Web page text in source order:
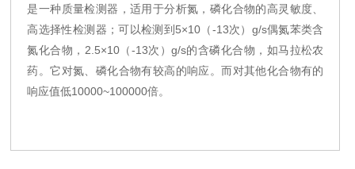
是一种质量检测器，适用于分析氮，磷化合物的高灵敏度、
高选择性检测器；可以检测到5×10（-13次）g/s偶氮苯类含
氮化合物，2.5×10（-13次）g/s的含磷化合物，如马拉松农
药。它对氮、磷化合物有较高的响应。而对其他化合物有的
响应值低10000~100000倍。